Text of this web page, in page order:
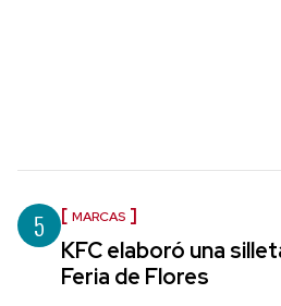
5 MARCAS
KFC elaboró una
Feria de Flores